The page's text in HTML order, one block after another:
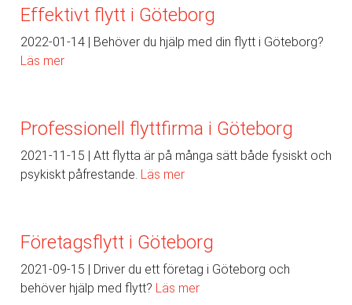
Effektivt flytt i Göteborg
2022-01-14
Behöver du hjälp med din flytt i Göteborg?
Läs mer
Professionell flyttfirma i Göteborg
2021-11-15
Att flytta är på många sätt både fysiskt och
psykiskt påfrestande. Läs mer
Företagsflytt i Göteborg
2021-09-15
Driver du ett företag i Göteborg och
behöver hjälp med flytt? Läs mer